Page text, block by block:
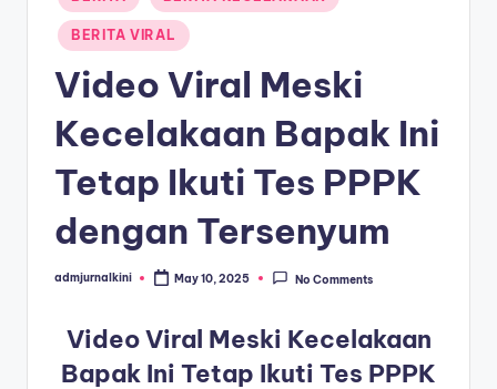
in
BERITA VIRAL
Video Viral Meski
Kecelakaan Bapak Ini
Tetap Ikuti Tes PPPK
dengan Tersenyum
Posted
admjurnalkini May 10, 2025 No Comments
Video Viral Meski Kecelakaan
Bapak Ini Tetap Ikuti Tes PPPK